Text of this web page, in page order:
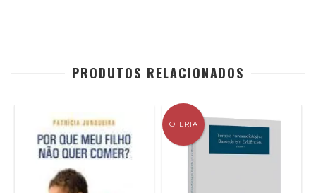
PRODUTOS RELACIONADOS
OFERTA